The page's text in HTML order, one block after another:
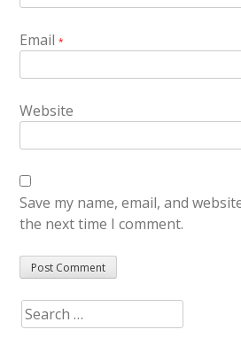
Email*
Website
Save my name, email, and
the next time I comment.
Search
for: